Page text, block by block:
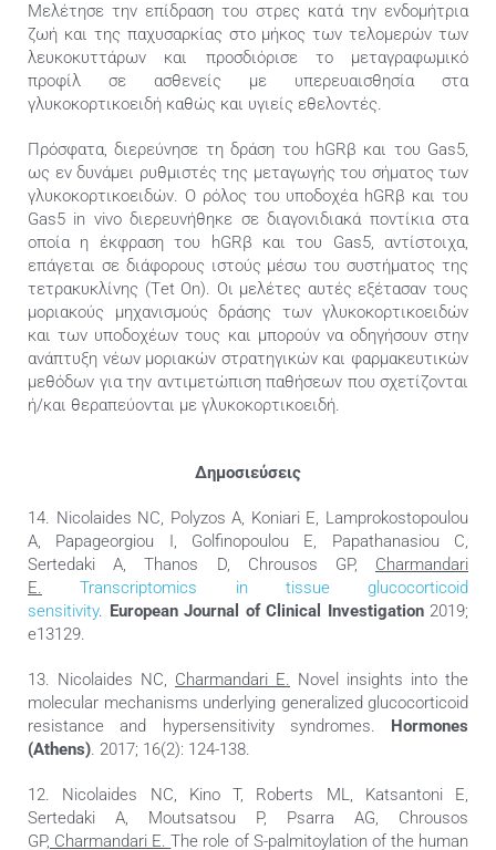
Μελέτησε την επίδραση του στρες κατά την ενδομήτρια
ζωή και της παχυσαρκίας στο μήκος των τελομερών των
λευκοκυττάρων και προσδιόρισε το μεταγραφωμικό
προφίλ σε ασθενείς με υπερευαισθησία στα
γλυκοκορτικοειδή καθώς και υγιείς εθελοντές.
Πρόσφατα, διερεύνησε τη δράση του hGRβ και του Gas5,
ως εν δυνάμει ρυθμιστές της μεταγωγής του σήματος των
γλυκοκορτικοειδών. Ο ρόλος του υποδοχέα hGRβ και του
Gas5 in vivo διερευνήθηκε σε διαγονιδιακά ποντίκια στα
οποία η έκφραση του hGRβ και του Gas5, αντίστοιχα,
επάγεται σε διάφορους ιστούς μέσω του συστήματος της
τετρακυκλίνης (Τet On). Οι μελέτες αυτές εξέτασαν τους
μοριακούς μηχανισμούς δράσης των γλυκοκορτικοειδών
και των υποδοχέων τους και μπορούν να οδηγήσουν στην
ανάπτυξη νέων μοριακών στρατηγικών και φαρμακευτικών
μεθόδων για την αντιμετώπιση παθήσεων που σχετίζονται
ή/και θεραπεύονται με γλυκοκορτικοειδή.
Δημοσιεύσεις
14. Nicolaides NC, Polyzos A, Koniari E, Lamprokostopoulou
A, Papageorgiou I, Golfinopoulou E, Papathanasiou C,
Sertedaki A, Thanos D, Chrousos GP, Charmandari
E.
Transcriptomics in tissue glucocorticoid
sensitivity. European Journal of Clinical Investigation2019;
e13129.
13. Nicolaides NC, Charmandari E. Novel insights into the
molecular mechanisms underlying generalized glucocorticoid
resistance and hypersensitivity syndromes. Hormones
(Athens). 2017; 16(2): 124-138.
12. Nicolaides NC, Kino T, Roberts ML, Katsantoni E,
Sertedaki A, Moutsatsou P, Psarra AG, Chrousos
GP, Charmandari E.The role of S-palmitoylation of the human